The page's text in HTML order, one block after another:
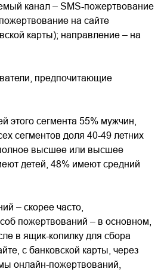
канал – SMS-пожертвование
на сайте
карты); направление – на
предпочитающие
этого сегмента 55% мужчин,
сегментов доля 40-49 летних
высшее или высшее
детей, 48% имеют средний
– скорее часто,
пожертвований – в основном,
в ящик-копилку для сбора
с банковской карты, через
онлайн-пожертвований,